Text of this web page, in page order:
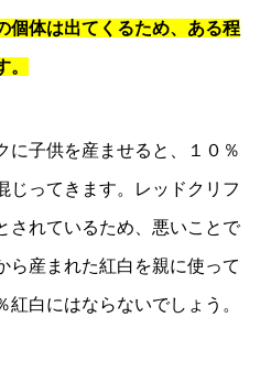
個体は出てくるため、ある程
に子供を産ませると、１０％
じってきます。レッドクリフ
されているため、悪いことで
ら産まれた紅白を親に使って
紅白にはならないでしょう。